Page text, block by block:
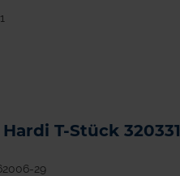
T-Stück 320331
29